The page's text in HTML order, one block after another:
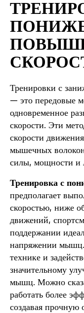
Тренировки с
— это передовые
одновременное
скорости. Эти
скорости
мышечных
силы, мощности и
Тренировка с
предполагает
скоростью, ниже
движений,
поддержании
напряжении
технике и
значительному
мышц. Можно
работать более
создавая прочную